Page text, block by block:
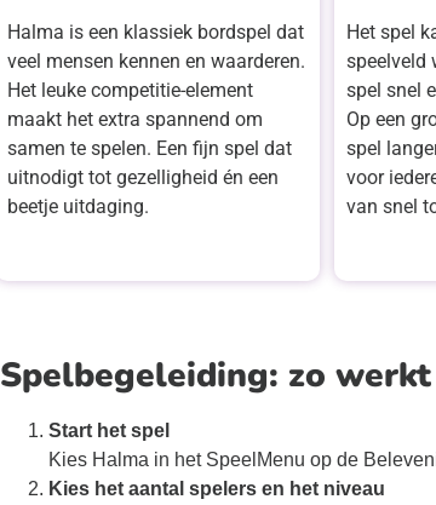
Halma is een klassiek bordspel dat
veel mensen kennen en waarderen.
Het leuke competitie-element
maakt het extra spannend om
samen te spelen. Een fijn spel dat
uitnodigt tot gezelligheid én een
beetje uitdaging.
Het spel
speelveld
spel snel
Op een
spel
voor
van snel
Spelbegeleiding: zo
Start het spel
Kies Halma in het SpeelMenu op de
Kies het aantal spelers en het niveau